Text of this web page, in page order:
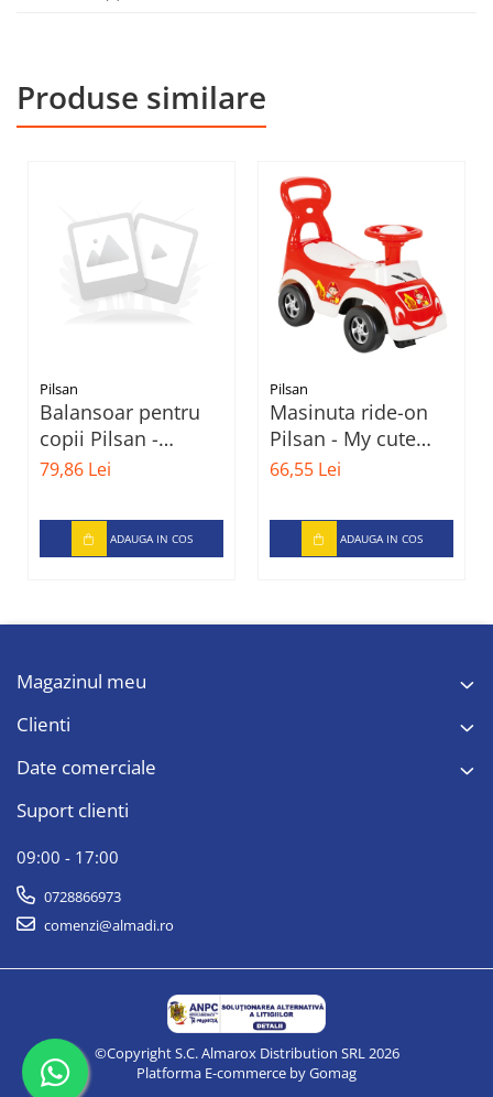
Produse similare
Pilsan
Balansoar pentru
copii Pilsan -
Motocicleta, verde
79,86 Lei
ADAUGA IN COS
Pilsan
Masinuta ride-on
Pilsan - My cute
first car, rosu
66,55 Lei
ADAUGA IN COS
Magazinul meu
Clienti
Date comerciale
Suport clienti
09:00 - 17:00
0728866973
comenzi@almadi.ro
©Copyright S.C. Almarox Distribution SRL 2026
Platforma E-commerce by Gomag